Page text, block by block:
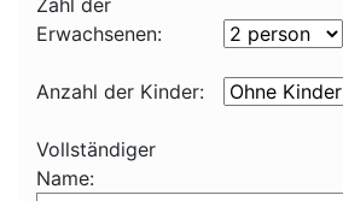
Zahl der
Erwachsenen:
Anzahl der Kinder:
Vollständiger
Name: